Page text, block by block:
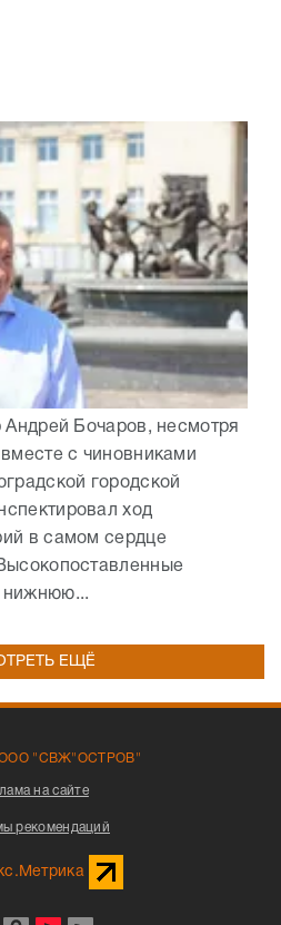
Андрей Бочаров, несмотря
с чиновниками
городской
ход
в самом сердце
нижнюю...
ЕЩЁ
ООО "СВЖ"ОСТРОВ"
на сайте
рекомендаций